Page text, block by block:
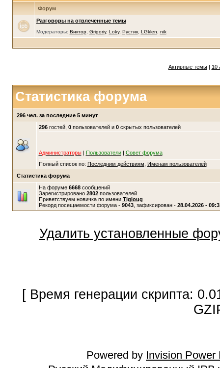
Форум
Разговоры на отвлеченные темы
Модераторы: Виктор, Grigoriy, Loky, Рустик, LGklen nik
Активные темы| 10
Статистика форума
296 чел. за последние 5 минут
296гостей, 0пользователей и 0скрытых пользователей
Администраторы| Пользователи| Совет форума
Полный список по: Последним действиям
Именам пользователей
Статистика форума
На форуме 6668сообщений
Зарегистрировано 2802пользователей
Приветствуем новичка по имени Tigioug
Рекорд посещаемости форума - 9043, зафиксирован - 28.04.2026 -
Удалить установленные
[ Время генерации скрипта:
Powered by Invision Power